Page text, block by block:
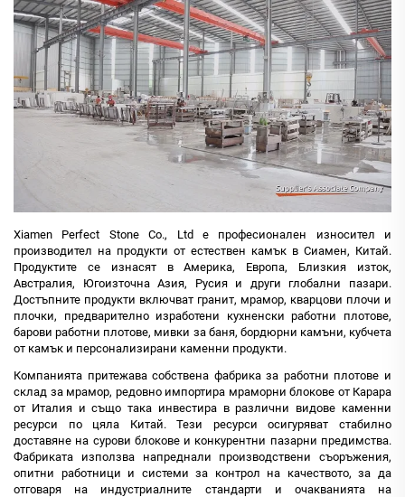
Xiamen Perfect Stone Co., Ltd е професионален износител и
производител на продукти от естествен камък в Сиамен, Китай.
Продуктите се изнасят в Америка, Европа, Близкия изток,
Австралия, Югоизточна Азия, Русия и други глобални пазари.
Достъпните продукти включват гранит, мрамор, кварцови плочи и
плочки, предварително изработени кухненски работни плотове,
барови работни плотове, мивки за баня, бордюрни камъни, кубчета
от камък и персонализирани каменни продукти.
Компанията притежава собствена фабрика за работни плотове и
склад за мрамор, редовно импортира мраморни блокове от Карара
от Италия и също така инвестира в различни видове каменни
ресурси по цяла Китай. Тези ресурси осигуряват стабилно
доставяне на сурови блокове и конкурентни пазарни предимства.
Фабриката използва напреднали производствени съоръжения,
опитни работници и системи за контрол на качеството, за да
отговаря на индустриалните стандарти и очакванията на